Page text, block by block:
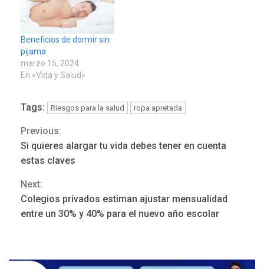
Beneficios de dormir sin
pijama
marzo 15, 2024
En «Vida y Salud»
Tags: Riesgos para la salud ropa apretada
Continue
Reading
Previous:
Si quieres alargar tu vida debes tener en cuenta
estas claves
Next:
Colegios privados estiman ajustar mensualidad
entre un 30% y 40% para el nuevo año escolar
3
DEPORTES
plan fallido de privatización